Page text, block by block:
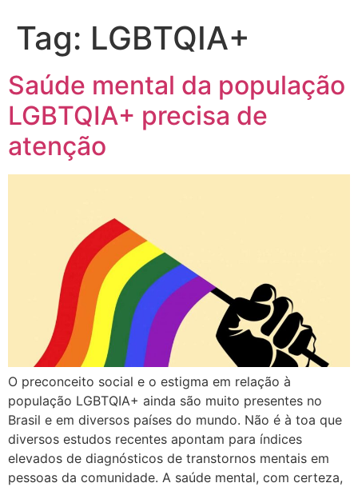
Tag: LGBTQIA+
Saúde mental da população
LGBTQIA+ precisa de
atenção
O preconceito social e o estigma em relação à
população LGBTQIA+ ainda são muito presentes no
Brasil e em diversos países do mundo. Não é à toa que
diversos estudos recentes apontam para índices
elevados de diagnósticos de transtornos mentais em
pessoas da comunidade. A saúde mental, com certeza,